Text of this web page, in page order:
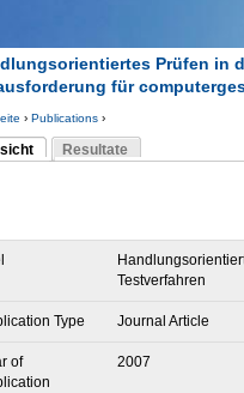
Prüfen in
für
sind hier
› Publications›
Reiter)
Resultate
Testverfahren
Type Journal Article
of
2007